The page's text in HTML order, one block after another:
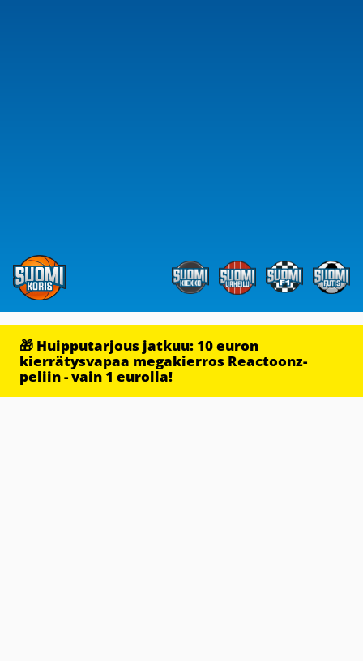
🎁 Huipputarjous jatkuu: 10 euron
kierrätysvapaa megakierros Reactoonz-
peliin - vain 1 eurolla!